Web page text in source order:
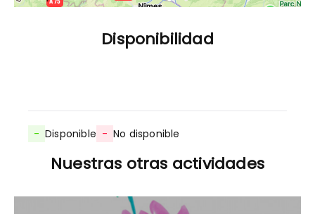
Disponibilidad
- Disponible - No disponible
Nuestras otras actividades